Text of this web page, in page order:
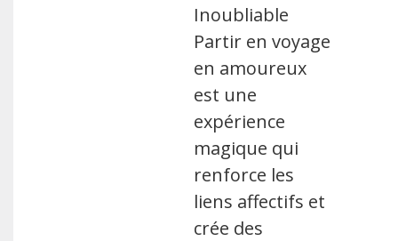
Inoubliable
Partir en voyage
en amoureux
est une
expérience
magique qui
renforce les
liens affectifs et
crée des